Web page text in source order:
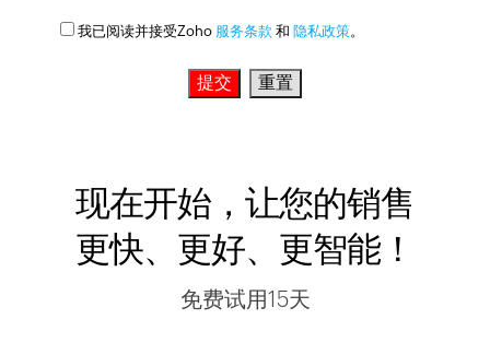
我已阅读并接受Zoho 服务条款 和 隐私政策。
现在开始，让您的销售
更快、更好、更智能！
免费试用15天